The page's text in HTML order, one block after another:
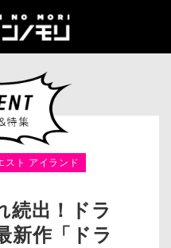
スト アイランド
続出！ドラ
新作「ドラ